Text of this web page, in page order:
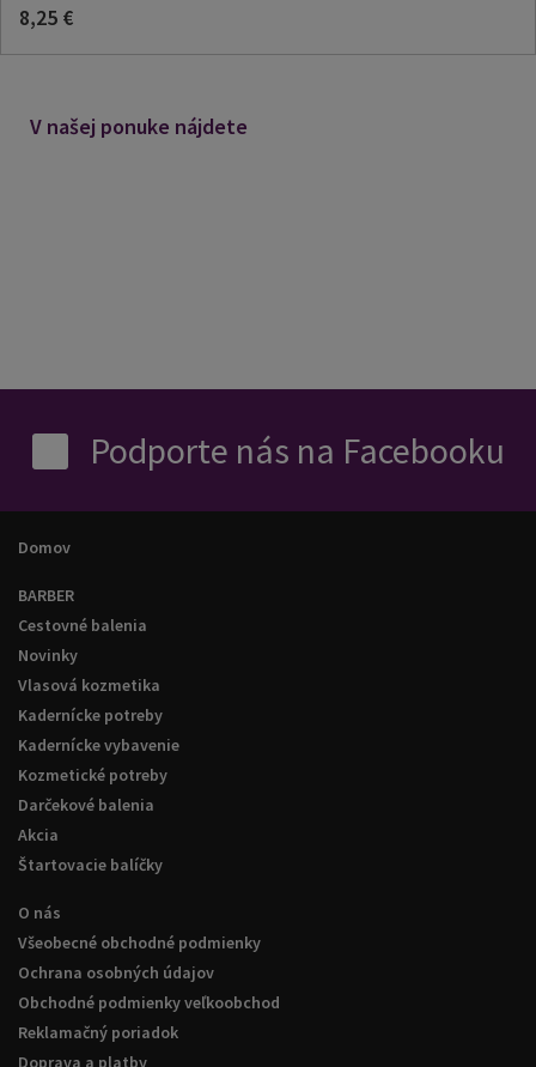
8,25 €
V našej ponuke nájdete
Podporte nás na Facebooku
Domov
BARBER
Cestovné balenia
Novinky
Vlasová kozmetika
Kadernícke potreby
Kadernícke vybavenie
Kozmetické potreby
Darčekové balenia
Akcia
Štartovacie balíčky
O nás
Všeobecné obchodné podmienky
Ochrana osobných údajov
Obchodné podmienky veľkoobchod
Reklamačný poriadok
Doprava a platby